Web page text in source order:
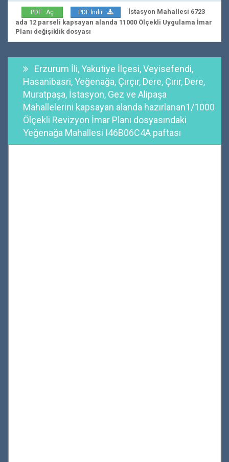
PDF Aç PDF İndir
İstasyon Mahallesi 6723
ada 12 parseli kapsayan alanda 11000 Ölçekli Uygulama İmar
Planı değişiklik dosyası
Erzurum İli, Yakutiye İlçesi, Veyisefendi,
Hasanibasri, Yeğenağa, Çırçır, Dere, Çırır, Dere,
Muratpaşa, İstasyon, Gez ve Alipaşa
Mahallelerini kapsayan alanda hazırlanan1/1000
Ölçekli Revizyon İmar Planı dosyasındaki
Yeğenağa Mahallesi I46B06C4A paftası